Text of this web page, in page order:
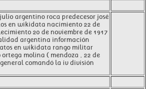
argentino roca predecesor josé
en wikidata nacimiento 22 de
20 de noviembre de 1917
argentina información
en wikidata rango militar
molina ( mendoza , 22 de
comandó la iv división